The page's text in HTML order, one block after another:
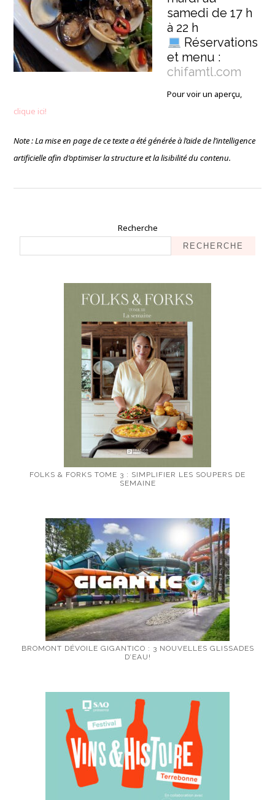
samedi de 17 h
à 22 h
Réservations
et menu :
chifamtl.com
Pour voir un aperçu,
clique ici!
Note : La mise en page de ce texte a été générée à l’aide de l’intelligence
artificielle afin d’optimiser la structure et la lisibilité du contenu.
Recherche
RECHERCHE
FOLKS & FORKS TOME 3 : SIMPLIFIER LES SOUPERS DE
SEMAINE
BROMONT DÉVOILE GIGANTICO : 3 NOUVELLES GLISSADES
D’EAU!